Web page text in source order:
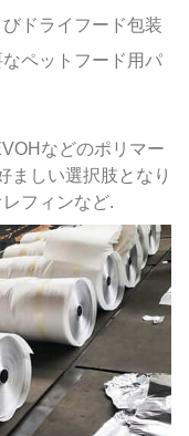
ドライフード包装
ペットフード用パ
などのポリマー
ましい選択肢となり
フィンなど.